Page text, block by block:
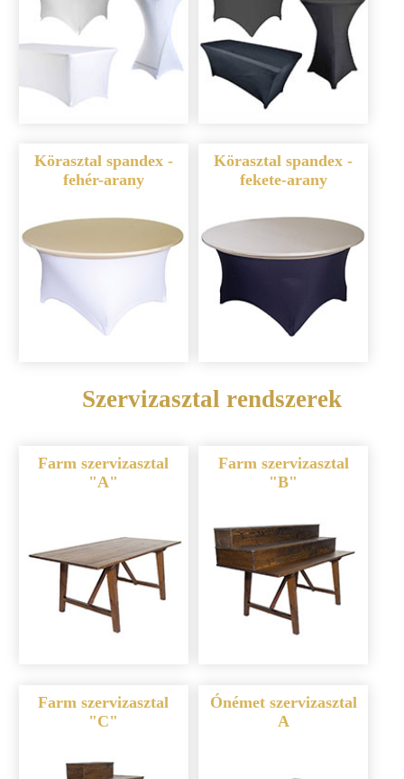
Körasztal spandex -
fehér-arany
Körasztal spandex -
fekete-arany
Szervizasztal rendszerek
Farm szervizasztal
"A"
Farm szervizasztal
"B"
Farm szervizasztal
"C"
Ónémet szervizasztal
A